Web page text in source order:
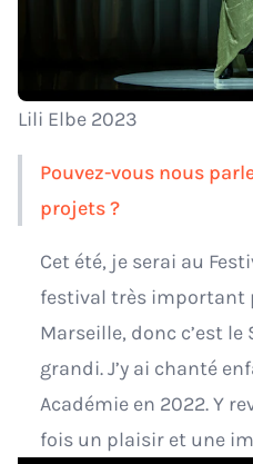
Lili Elbe 2023
Pouvez-vous nous
projets ?
Cet été, je serai au
festival très important
Marseille, donc c’est le
grandi. J’y ai chanté
Académie en 2022. Y
fois un plaisir et une